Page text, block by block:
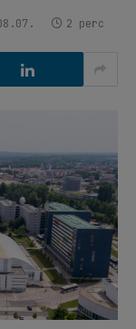
2 perc